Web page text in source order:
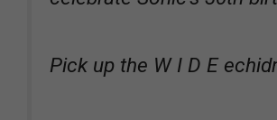
Pick up the W I D E